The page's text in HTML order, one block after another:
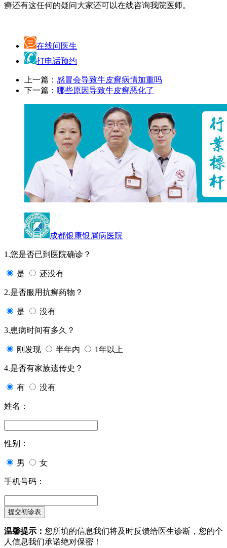
癣还有这任何的疑问大家还可以在线咨询我院医师。
在线问医生
打电话预约
上一篇： 感冒会导致牛皮癣病情加重吗
下一篇： 哪些原因导致牛皮癣恶化了
成都银康银屑病医院
1.您是否已到医院确诊？
是 还没有
2.是否服用抗癣药物？
是 没有
3.患病时间有多久？
刚发现 半年内 1年以上
4.是否有家族遗传史？
有 没有
姓名：
性别：
男 女
手机号码：
温馨提示： 您所填的信息我们将及时反馈给医生诊断，您的个
人信息我们承诺绝对保密！